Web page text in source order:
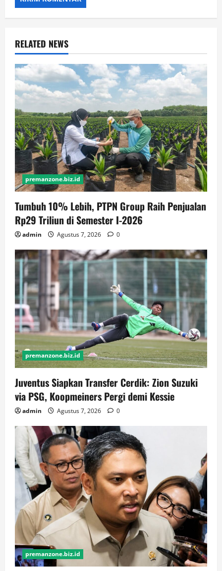
RELATED NEWS
premanzone.biz.id
Tumbuh 10% Lebih, PTPN Group Raih Penjualan
Rp29 Triliun di Semester I-2026
admin Agustus 7, 2026 0
premanzone.biz.id
Juventus Siapkan Transfer Cerdik: Zion Suzuki
via PSG, Koopmeiners Pergi demi Kessie
admin Agustus 7, 2026 0
premanzone.biz.id